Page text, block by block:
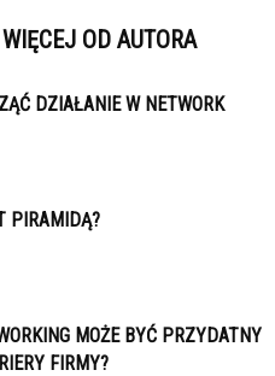
WIĘCEJ OD AUTORA
DZIAŁANIE W NETWORK
PIRAMIDĄ?
MOŻE BYĆ PRZYDATNY
FIRMY?